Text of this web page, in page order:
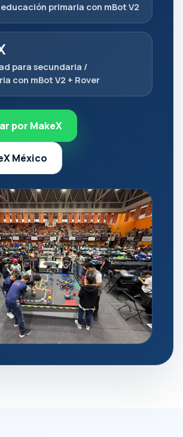
primaria con mBot V2
para secundaria /
con mBot V2 + Rover
por MakeX
México